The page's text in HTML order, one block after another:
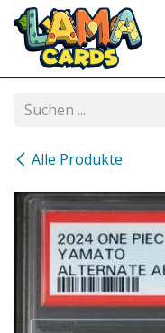
Zum Inhalt springen
Alle Produkte